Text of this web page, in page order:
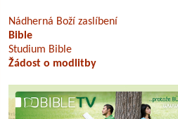
Nádherná Boží zaslíbení
Bible
Studium Bible
Žádost o modlitby